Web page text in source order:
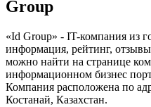
Group
«Id Group» - IT-компания из
информация, рейтинг,
можно найти на странице
информационном бизнес
Компания расположена по
Костанай, Казахстан.